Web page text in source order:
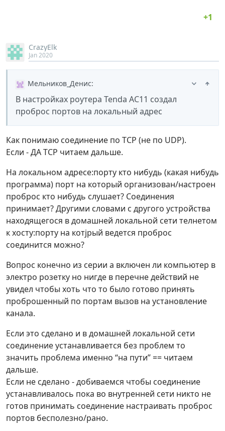
CrazyElk
Jan 2020
Мельников_Денис:
В настройках роутера Tenda AC11 создал
проброс портов на локальный адрес
Как понимаю соединение по TCP (не по UDP).
Если - ДА TCP читаем дальше.
На локальном адресе:порту кто нибудь (какая нибудь
программа) порт на который организован/настроен
проброс кто нибудь слушает? Cоединения
принимает? Другими словами с другого устройства
находящегося в домашней локальной сети телнетом
к хосту:порту на котjрый ведется проброс
соединится можно?
Вопрос конечно из серии а включен ли компьютер в
электро розетку но нигде в перечне действий не
увидел чтобы хоть что то было готово принять
проброшенный по портам вызов на установление
канала.
Если это сделано и в домашней локальной сети
соединение устанавливается без проблем то
значить проблема именно “на пути” == читаем
дальше.
Если не сделано - добиваемся чтобы соединение
устанавливалось пока во внутренней сети никто не
готов принимать соединение настраивать проброс
портов бесполезно/рано.